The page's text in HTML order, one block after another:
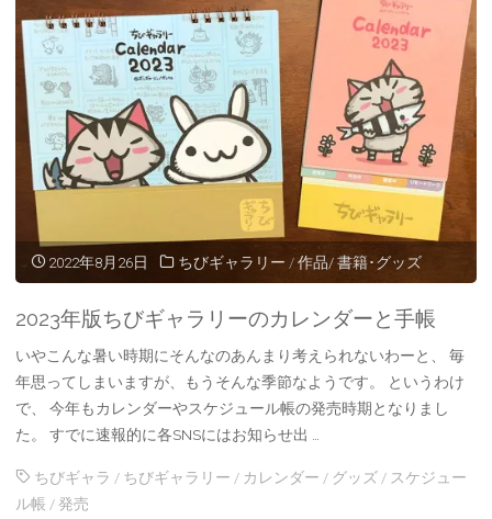
い
発
売
中！"
カ
レ
ン
ダ
&
ケ
ジ
2022年8月26日 ちびギャラリー / 作品/ 書籍･グッズ
2023年版ちびギャラリーのカレンダーと手帳
いやこんな暑い時期にそんなのあんまり考えられないわーと、 毎
年思ってしまいますが、もうそんな季節なようです。 というわけ
で、 今年もカレンダーやスケジュール帳の発売時期となりまし
た。 すでに速報的に各SNSにはお知らせ出 …
ちびギャラ / ちびギャラリー / カレンダー / グッズ/ スケジュー
ル帳 /発売